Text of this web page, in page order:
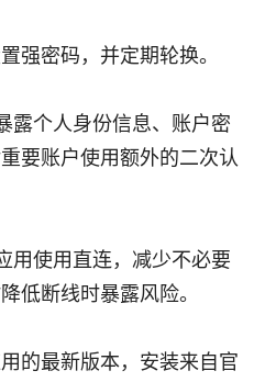
强密码，并定期轮换。
露个人身份信息、账户密
要账户使用额外的二次认
用使用直连，减少不必要
低断线时暴露风险。
的最新版本，安装来自官